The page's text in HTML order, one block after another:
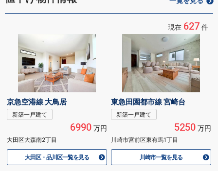
現在 627 件
京急空港線 大鳥居
新築一戸建て
6990万円
大田区大森南2丁目
大田区・品川区一覧を見る
東急田園都市線 宮崎台
新築一戸建て
5250万円
川崎市宮前区東有馬1丁目
川崎市一覧を見る